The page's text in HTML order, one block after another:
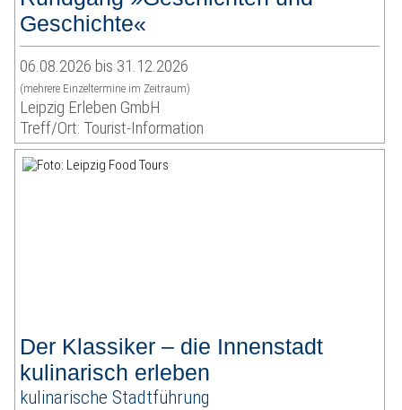
Geschichte«
06.08.2026 bis 31.12.2026
(mehrere Einzeltermine im Zeitraum)
Leipzig Erleben GmbH
Treff/Ort: Tourist-Information
Der Klassiker – die Innenstadt
kulinarisch erleben
kulinarische Stadtführung